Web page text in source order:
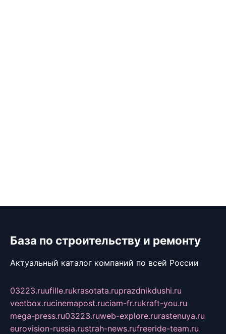
База по строительству и ремонту
Актуальный каталог компаний по всей России
03223.ruufille.rukrasotata.ruprazdnikdushi.ru
veetbox.rucinemapost.ruciam-fr.rukraft-you.ru
mega-press.ru03223.ruweb-explore.rurastenuya.ru
eurovision-russia.rustrah-news.rufreeride-team.ru